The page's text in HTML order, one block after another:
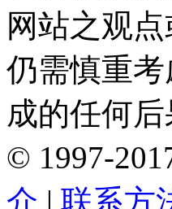
网站之观
仍需慎重
成的任何
© 1997-
介 | 联系方